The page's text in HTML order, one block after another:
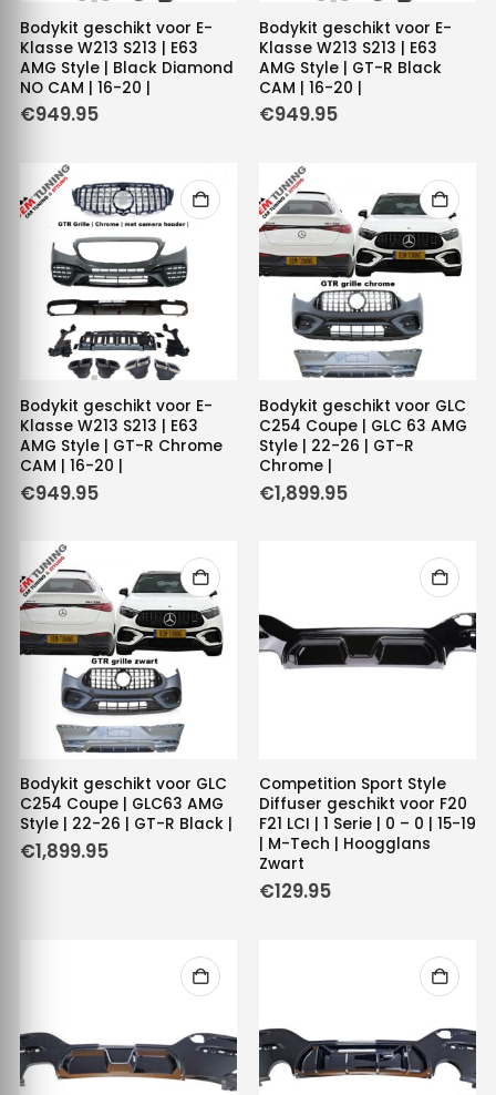
Bodykit geschikt voor E-
Klasse W213 S213 | E63
AMG Style | Black Diamond
NO CAM | 16-20 |
€949.95
Bodykit geschikt voor E-
Klasse W213 S213 | E63
AMG Style | GT-R Black
CAM | 16-20 |
€949.95
Bodykit geschikt voor E-
Klasse W213 S213 | E63
AMG Style | GT-R Chrome
CAM | 16-20 |
€949.95
Bodykit geschikt voor GLC
C254 Coupe | GLC 63 AMG
Style | 22-26 | GT-R
Chrome |
€1,899.95
Bodykit geschikt voor GLC
C254 Coupe | GLC63 AMG
Style | 22-26 | GT-R Black |
€1,899.95
Competition Sport Style
Diffuser geschikt voor F20
F21 LCI | 1 Serie | 0 – 0 | 15-19
| M-Tech | Hoogglans
Zwart
€129.95